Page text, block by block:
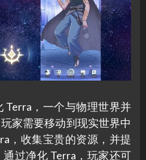
Terra，一个与物理世界并
家需要移动到现实世界中
，收集宝贵的资源，并提
过净化 Terra，玩家还可